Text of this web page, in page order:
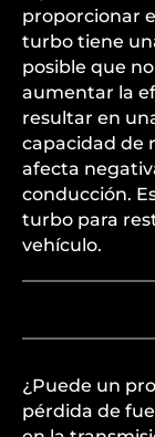
proporcionar
turbo tiene
posible que
aumentar la
resultar en
capacidad de
afecta
conducción.
turbo para
vehículo.
¿Puede un
pérdida de